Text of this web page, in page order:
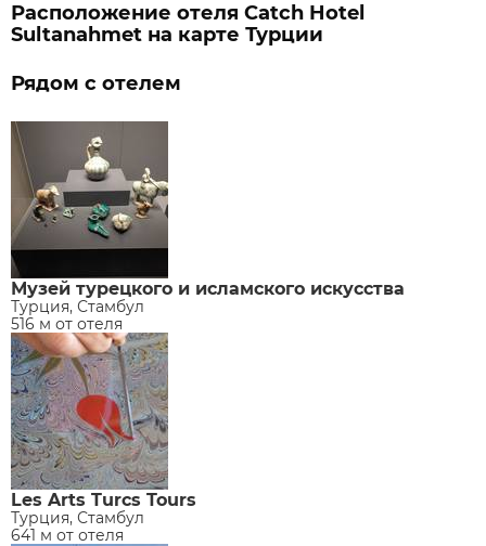
Расположение отеля Catch Hotel
Sultanahmet на карте Турции
Рядом с отелем
Музей турецкого и исламского искусства
Турция, Стамбул
516 м от отеля
Les Arts Turcs Tours
Турция, Стамбул
641 м от отеля